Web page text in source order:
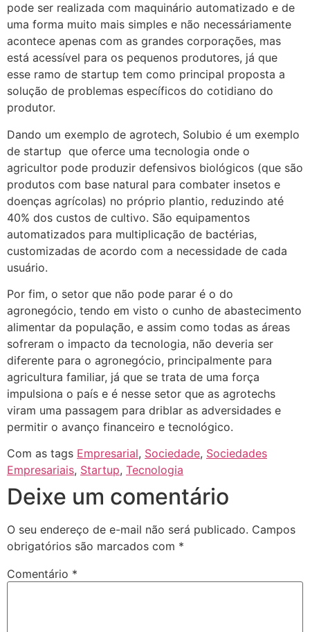
pode ser realizada com maquinário automatizado e de
uma forma muito mais simples e não necessáriamente
acontece apenas com as grandes corporações, mas
está acessível para os pequenos produtores, já que
esse ramo de startup tem como principal proposta a
solução de problemas específicos do cotidiano do
produtor.
Dando um exemplo de agrotech, Solubio é um exemplo
de startup que oferce uma tecnologia onde o
agricultor pode produzir defensivos biológicos (que são
produtos com base natural para combater insetos e
doenças agrícolas) no próprio plantio, reduzindo até
40% dos custos de cultivo. São equipamentos
automatizados para multiplicação de bactérias,
customizadas de acordo com a necessidade de cada
usuário.
Por fim, o setor que não pode parar é o do
agronegócio, tendo em visto o cunho de abastecimento
alimentar da população, e assim como todas as áreas
sofreram o impacto da tecnologia, não deveria ser
diferente para o agronegócio, principalmente para
agricultura familiar, já que se trata de uma força
impulsiona o país e é nesse setor que as agrotechs
viram uma passagem para driblar as adversidades e
permitir o avanço financeiro e tecnológico.
Com as tags Empresarial, Sociedade, Sociedades
Empresariais, Startup, Tecnologia
Deixe um comentário
O seu endereço de e-mail não será publicado. Campos
obrigatórios são marcados com *
Comentário *